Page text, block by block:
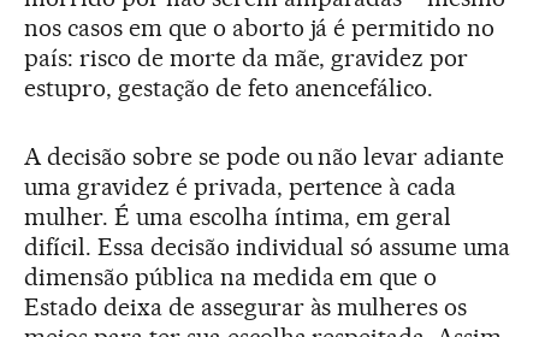
nos casos em que o aborto já é permitido no
país: risco de morte da mãe, gravidez por
estupro, gestação de feto anencefálico.
A decisão sobre se pode ou não levar adiante
uma gravidez é privada, pertence à cada
mulher. É uma escolha íntima, em geral
difícil. Essa decisão individual só assume uma
dimensão pública na medida em que o
Estado deixa de assegurar às mulheres os